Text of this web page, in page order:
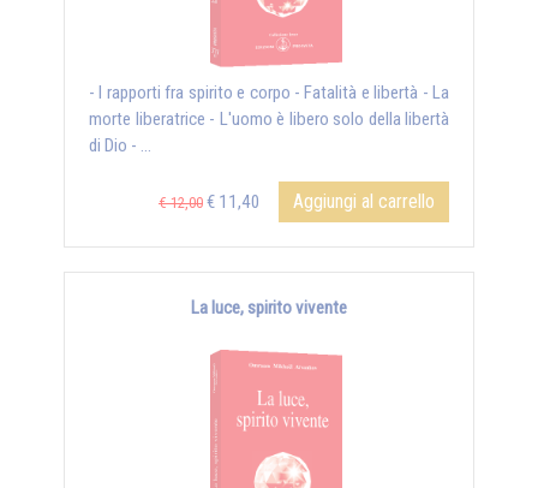
- I rapporti fra spirito e corpo - Fatalità e libertà - La
morte liberatrice - L'uomo è libero solo della libertà
di Dio - ...
€ 12,00 € 11,40 Aggiungi al carrello
La luce, spirito vivente